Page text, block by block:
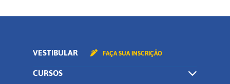
VESTIBULAR FAÇA SUA INSCRIÇÃO
CURSOS